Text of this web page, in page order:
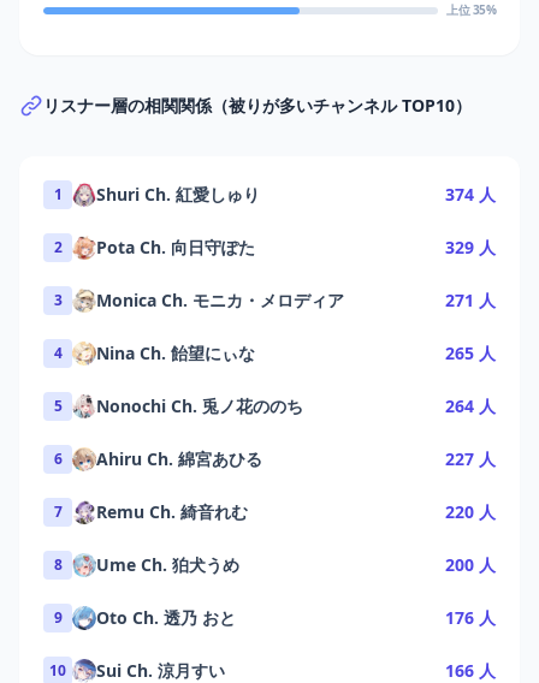
上位 35%
リスナー層の相関関係（被りが多いチャンネル TOP10）
1 Shuri Ch. 紅愛しゅり 374 人
2 Pota Ch. 向日守ぽた 329 人
3 Monica Ch. モニカ・メロディア 271 人
4 Nina Ch. 飴望にぃな 265 人
5 Nonochi Ch. 兎ノ花ののち 264 人
6 Ahiru Ch. 綿宮あひる 227 人
7 Remu Ch. 綺音れむ 220 人
8 Ume Ch. 狛犬うめ 200 人
9 Oto Ch. 透乃 おと 176 人
10 Sui Ch. 涼月すい 166 人